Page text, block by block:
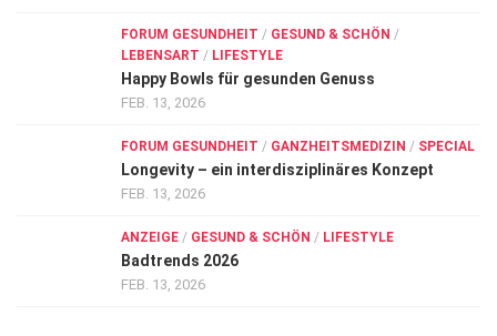
FORUM GESUNDHEIT / GESUND & SCHÖN /
LEBENSART / LIFESTYLE
Happy Bowls für gesunden Genuss
FEB. 13, 2026
FORUM GESUNDHEIT / GANZHEITSMEDIZIN / SPECIAL
Longevity – ein interdisziplinäres Konzept
FEB. 13, 2026
ANZEIGE / GESUND & SCHÖN / LIFESTYLE
Badtrends 2026
FEB. 13, 2026